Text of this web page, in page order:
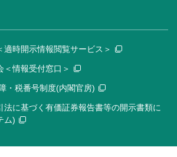
適時開示情報閲覧サービス＞
＜情報受付窓口＞
・税番号制度(内閣官房)
法に基づく有価証券報告書等の開示書類に
ム)